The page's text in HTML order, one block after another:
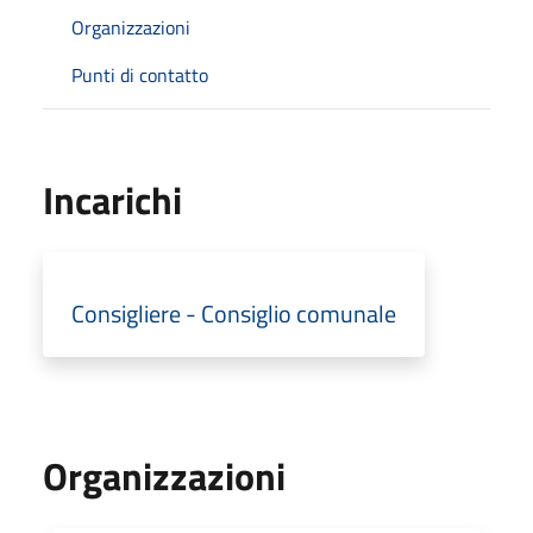
Organizzazioni
Punti di contatto
Incarichi
Consigliere - Consiglio comunale
Organizzazioni